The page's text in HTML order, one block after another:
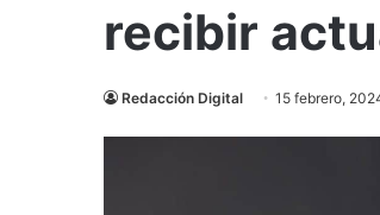
recibir
Redacción Digital 15 febrero,